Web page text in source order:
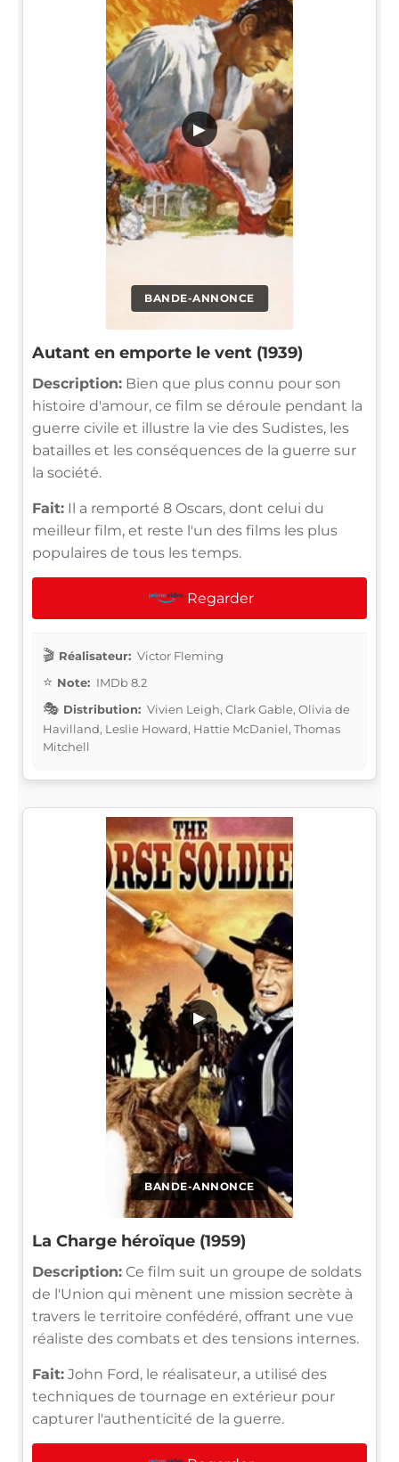
BANDE-ANNONCE
▶
Autant en emporte le vent (1939)
Description: Bien que plus connu pour son
histoire d'amour, ce film se déroule pendant la
guerre civile et illustre la vie des Sudistes, les
batailles et les conséquences de la guerre sur
la société.
Fait: Il a remporté 8 Oscars, dont celui du
meilleur film, et reste l'un des films les plus
populaires de tous les temps.
Regarder
Réalisateur: Victor Fleming
Note: IMDb 8.2
Distribution: Vivien Leigh, Clark Gable, Olivia de
Havilland, Leslie Howard, Hattie McDaniel, Thomas
Mitchell
BANDE-ANNONCE
▶
La Charge héroïque (1959)
Description: Ce film suit un groupe de soldats
de l'Union qui mènent une mission secrète à
travers le territoire confédéré, offrant une vue
réaliste des combats et des tensions internes.
Fait: John Ford, le réalisateur, a utilisé des
techniques de tournage en extérieur pour
capturer l'authenticité de la guerre.